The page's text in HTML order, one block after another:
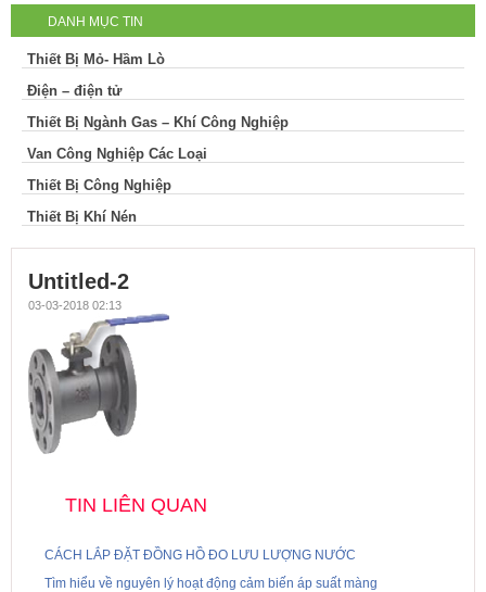
DANH MỤC TIN
Thiết Bị Mỏ- Hầm Lò
Điện – điện tử
Thiết Bị Ngành Gas – Khí Công Nghiệp
Van Công Nghiệp Các Loại
Thiết Bị Công Nghiệp
Thiết Bị Khí Nén
Untitled-2
03-03-2018 02:13
TIN LIÊN QUAN
CÁCH LẮP ĐẶT ĐỒNG HỒ ĐO LƯU LƯỢNG NƯỚC
Tìm hiểu về nguyên lý hoạt động cảm biến áp suất màng